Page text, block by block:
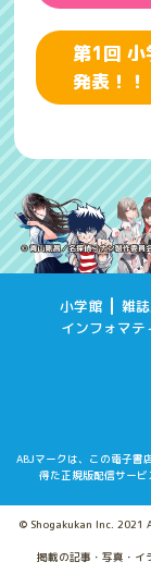
第1回
発表！！
小学館 雑
インフォマテ
ABJマークは、この電子書
得た正規版配信サー
© Shogakukan Inc.
掲載の記事・写真・イ